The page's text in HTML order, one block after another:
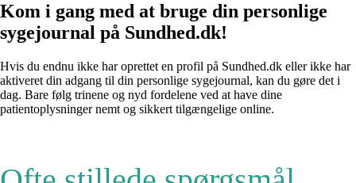
Kom i gang med at bruge din personlige
sygejournal på Sundhed.dk!
Hvis du endnu ikke har oprettet en profil på Sundhed.dk eller ikke har
aktiveret din adgang til din personlige sygejournal, kan du gøre det i
dag. Bare følg trinene og nyd fordelene ved at have dine
patientoplysninger nemt og sikkert tilgængelige online.